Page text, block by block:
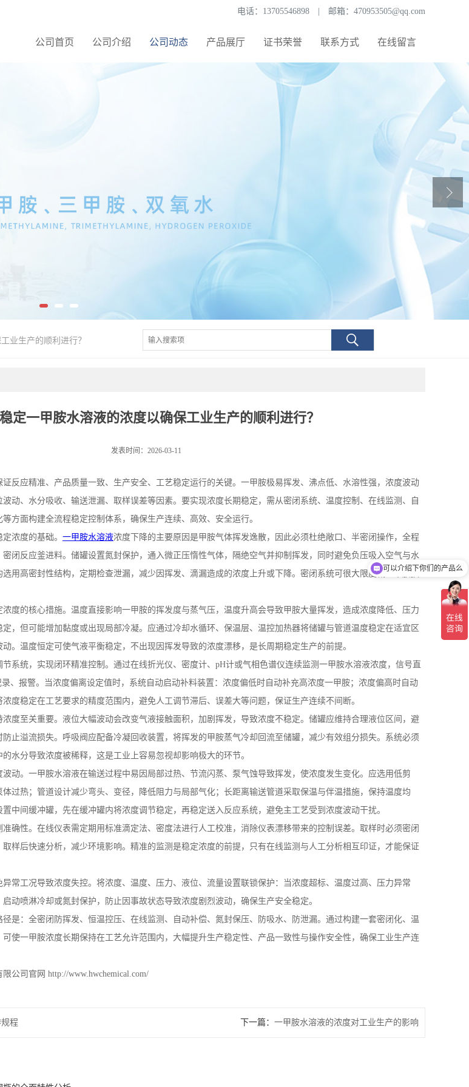
电话： 13705546898 邮箱： 470953505@qq.com
公司首页 公司介绍 公司动态 产品展厅 证书荣誉 联系方式 在线留言
业生产的顺利进行？
定一甲胺水溶液的浓度以确保工业生产的顺利进行？
发表时间：2026-03-11
反应精准、产品质量一致、生产安全、工艺稳定运行的关键。一甲胺极易挥发、沸点低、水溶性强，浓度波动
动、水分吸收、输送泄漏、取样误差等因素。要实现浓度长期稳定，需从密闭系统、温度控制、在线监测、自
方面构建全流程稳定控制体系，确保生产连续、高效、安全运行。
浓度的基础。 一甲胺水溶液浓度下降的主要原因是甲胺气体挥发逸散，因此必须杜绝敞口、半密闭操作，全程
闭反应釜进料。储罐设置氮封保护，通入微正压惰性气体，隔绝空气并抑制挥发，同时避免负压吸入空气与水
用高密封性结构，定期检查泄漏，减少因挥发、滴漏造成的浓度上升或下降。密闭系统可很大限度减少甲胺损
度的核心措施。温度直接影响一甲胺的挥发度与蒸气压，温度升高会导致甲胺大量挥发，造成浓度降低、压力
，但可能增加黏度或出现局部冷凝。应通过冷却水循环、保温层、温控加热器将储罐与管道温度稳定在适宜区
。温度恒定可使气液平衡稳定，不出现因挥发导致的浓度漂移，是长周期稳定生产的前提。
系统，实现闭环精准控制。通过在线折光仪、密度计、 pH计或气相色谱仪连续监测一甲胺水溶液浓度，信号直
、报警。当浓度偏离设定值时，系统自动启动补料装置：浓度偏低时自动补充高浓度一甲胺；浓度偏高时自动
度稳定在工艺要求的精度范围内，避免人工调节滞后、误差大等问题，保证生产连续不间断。
度至关重要。液位大幅波动会改变气液接触面积，加剧挥发，导致浓度不稳定。储罐应维持合理液位区间，避
止溢流损失。呼吸阀应配备冷凝回收装置，将挥发的甲胺蒸气冷却回流至储罐，减少有效组分损失。系统必须
水分导致浓度被稀释，这是工业上容易忽视却影响极大的环节。
动。一甲胺水溶液在输送过程中易因局部过热、节流闪蒸、泵气蚀导致挥发，使浓度发生变化。应选用低剪
过热；管道设计减少弯头、变径，降低阻力与局部气化；长距离输送管道采取保温与伴温措施，保持温度均
中间缓冲罐，先在缓冲罐内将浓度调节稳定，再稳定送入反应系统，避免主工艺受到浓度波动干扰。
确性。在线仪表需定期用标准滴定法、密度法进行人工校准，消除仪表漂移带来的控制误差。取样时必须密闭
样后快速分析，减少环境影响。精准的监测是稳定浓度的前提，只有在线监测与人工分析相互印证，才能保证
常工况导致浓度失控。将浓度、温度、压力、液位、流量设置联锁保护：当浓度超标、温度过高、压力异常
动喷淋冷却或氮封保护，防止因事故状态导致浓度剧烈波动，确保生产安全稳定。
是：全密闭防挥发、恒温控压、在线监测、自动补偿、氮封保压、防吸水、防泄漏。通过构建一套密闭化、温
使一甲胺浓度长期保持在工艺允许范围内，大幅提升生产稳定性、产品一致性与操作安全性，确保工业生产连
公司官网 http://www.hwchemical.com/
程 下一篇： 一甲胺水溶液的浓度对工业生产的影响
可以介绍下你们的产品么